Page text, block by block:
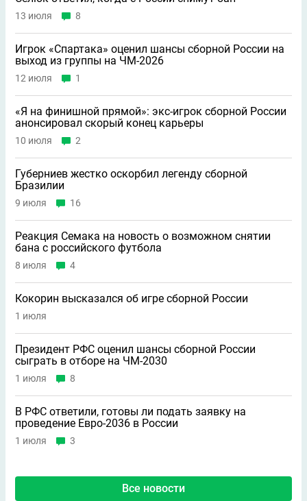
13 июля 8
Игрок «Спартака» оценил шансы сборной России на
выход из группы на ЧМ-2026
12 июля 1
«Я на финишной прямой»: экс-игрок сборной России
анонсировал скорый конец карьеры
10 июля 2
Губерниев жестко оскорбил легенду сборной
Бразилии
9 июля 16
Реакция Семака на новость о возможном снятии
бана с российского футбола
8 июля 4
Кокорин высказался об игре сборной России
1 июля
Президент РФС оценил шансы сборной России
сыграть в отборе на ЧМ-2030
1 июля 8
В РФС ответили, готовы ли подать заявку на
проведение Евро-2036 в России
1 июля 3
Все новости